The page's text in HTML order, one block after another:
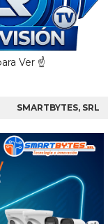
Ver ☝️
SMARTBYTES, SRL